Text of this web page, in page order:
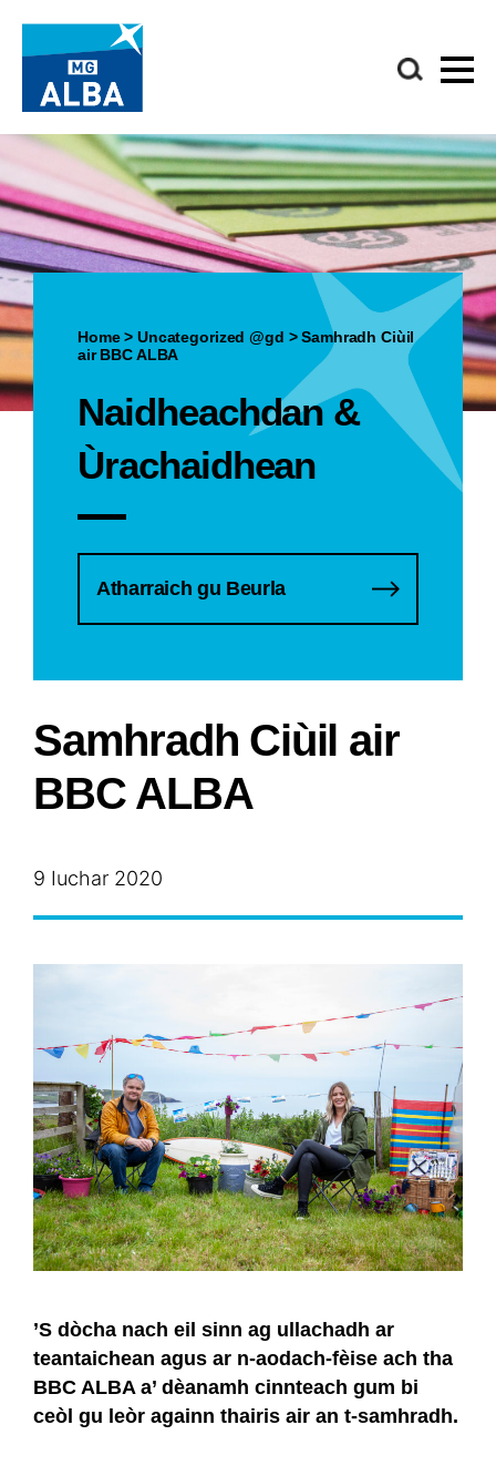
Home>Uncategorized @gd >Samhradh Ciùil
air BBC ALBA
Naidheachdan &
Ùrachaidhean
Atharraich gu Beurla
Samhradh Ciùil air
BBC ALBA
9 Iuchar 2020
’S dòcha nach eil sinn ag ullachadh ar
teantaichean agus ar n-aodach-fèise ach tha
BBC ALBA a’ dèanamh cinnteach gum bi
ceòl gu leòr againn thairis air an t-samhradh.